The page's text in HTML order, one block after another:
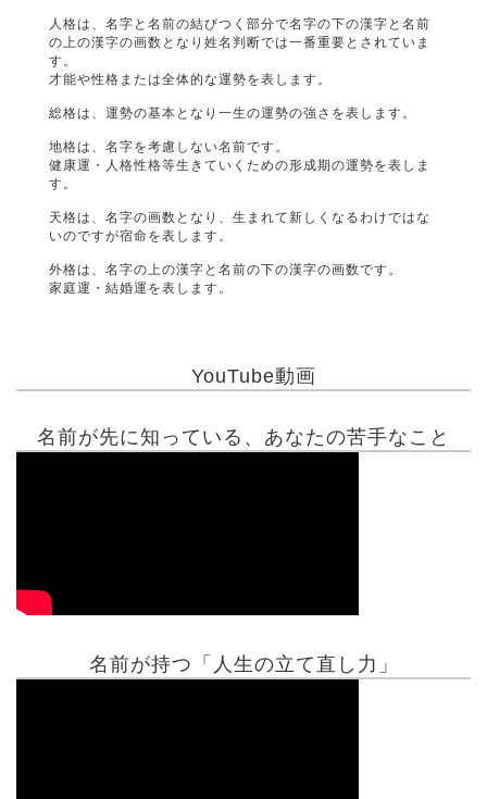
人格は、名字と名前の結びつく部分で名字の下の漢字と名前
の上の漢字の画数となり姓名判断では一番重要とされていま
す。
才能や性格または全体的な運勢を表します。
総格は、運勢の基本となり一生の運勢の強さを表します。
地格は、名字を考慮しない名前です。
健康運・人格性格等生きていくための形成期の運勢を表しま
す。
天格は、名字の画数となり、生まれて新しくなるわけではな
いのですが宿命を表します。
外格は、名字の上の漢字と名前の下の漢字の画数です。
家庭運・結婚運を表します。
YouTube動画
名前が先に知っている、あなたの苦手なこと
名前が持つ「人生の立て直し力」